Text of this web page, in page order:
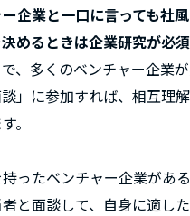
企業と一口に言っても社
めるときは企業研究が必須
、多くのベンチャー企業
」に参加すれば、相互理
。
ったベンチャー企業があ
と面談して、自身に適し